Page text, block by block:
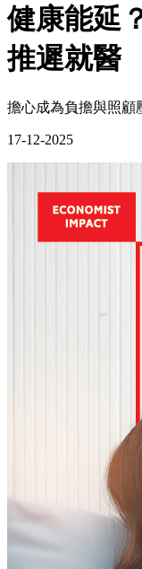
健康能延
推遲就醫
擔心成為負擔與照顧
17-12-2025